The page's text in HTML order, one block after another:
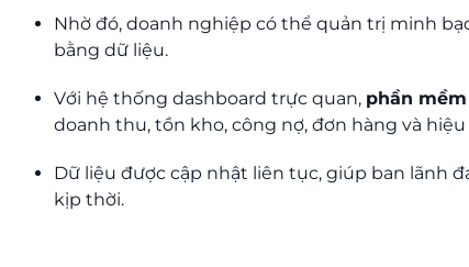
Nhờ đó, doanh nghiệp có thể quản trị minh
bằng dữ liệu.
Với hệ thống dashboard trực quan, phần mềm
doanh thu, tồn kho, công nợ, đơn hàng và
Dữ liệu được cập nhật liên tục, giúp ban lãnh
kịp thời.